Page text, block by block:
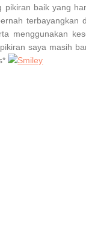
pikiran baik yang
terbayangkan
menggunakan
saya masih